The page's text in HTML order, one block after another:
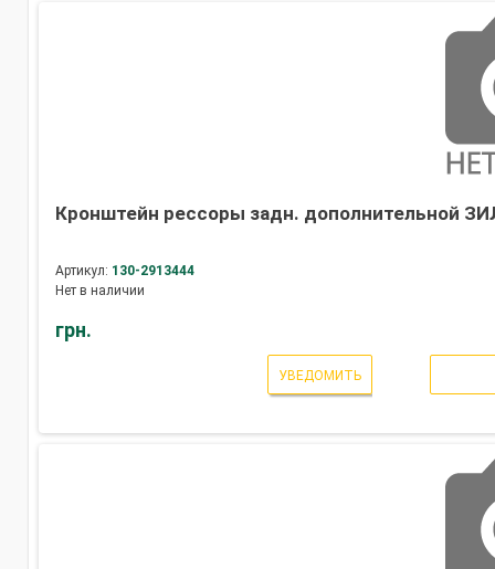
Кронштейн рессоры задн. дополнительной
Артикул: 130-2913444
Нет в наличии
грн.
УВЕДОМИТЬ